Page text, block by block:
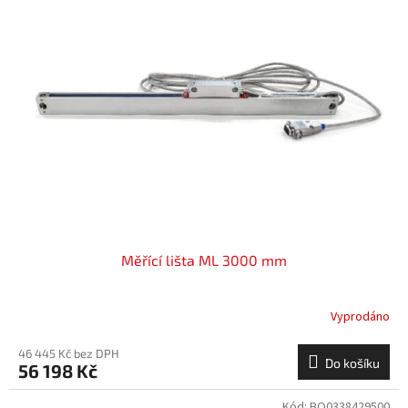
Měřící lišta ML 3000 mm
Vyprodáno
46 445 Kč bez DPH
56 198 Kč Do košíku